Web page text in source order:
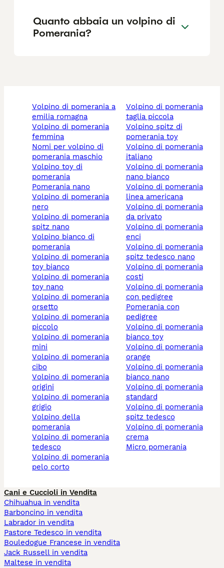
Quanto abbaia un volpino di
Pomerania?
volpino di pomerania a
emilia romagna
volpino di pomerania
femmina
nomi per volpino di
pomerania maschio
volpino toy di
pomerania
pomerania nano
volpino di pomerania
nero
volpino di pomerania
spitz nano
volpino bianco di
pomerania
volpino di pomerania
toy bianco
volpino di pomerania
toy nano
volpino di pomerania
orsetto
volpino di pomerania
piccolo
volpino di pomerania
mini
volpino di pomerania
cibo
volpino di pomerania
origini
volpino di pomerania
grigio
volpino della
pomerania
volpino di pomerania
tedesco
volpino di pomerania
pelo corto
volpino di pomerania
taglia piccola
volpino spitz di
pomerania toy
volpino di pomerania
italiano
volpino di pomerania
nano bianco
volpino di pomerania
linea americana
volpino di pomerania
da privato
volpino di pomerania
enci
volpino di pomerania
spitz tedesco nano
volpino di pomerania
costi
volpino di pomerania
con pedigree
pomerania con
pedigree
volpino di pomerania
bianco toy
volpino di pomerania
orange
volpino di pomerania
bianco nano
volpino di pomerania
standard
volpino di pomerania
spitz tedesco
volpino di pomerania
crema
micro pomerania
Cani e Cuccioli in Vendita
Chihuahua in vendita
Barboncino in vendita
Labrador in vendita
Pastore Tedesco in vendita
Bouledogue Francese in vendita
Jack Russell in vendita
Maltese in vendita